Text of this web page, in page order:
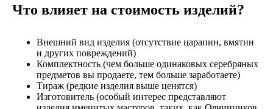
Что влияет на стоимость изделий?
Внешний вид изделия (отсутствие царапин, вмятин
и других повреждений)
Комплектность (чем больше одинаковых серебряных
предметов вы продаете, тем больше заработаете)
Тираж (редкие изделия выше ценятся)
Изготовитель (особый интерес представляют